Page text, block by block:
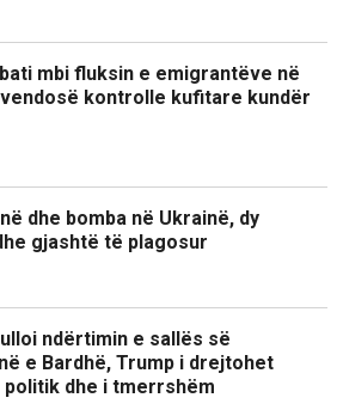
mbi fluksin e emigrantëve në
vendosë kontrolle kufitare kundër
dhe bomba në Ukrainë, dy
gjashtë të plagosur
ndërtimin e sallës së
e Bardhë, Trump i drejtohet
politik dhe i tmerrshëm